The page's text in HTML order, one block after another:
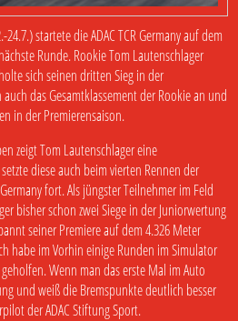
startete die ADAC TCR Germany auf dem
Runde. Rookie Tom Lautenschlager
sich seinen dritten Sieg in der
das Gesamtklassement der Rookie an und
in der Premierensaison.
zeigt Tom Lautenschlager eine
diese auch beim vierten Rennen der
fort. Als jüngster Teilnehmer im Feld
bisher schon zwei Siege in der Juniorwertung
seiner Premiere auf dem 4.326 Meter
habe im Vorhin einige Runden im Simulator
Wenn man das erste Mal im Auto
und weiß die Bremspunkte deutlich besser
der ADAC Stiftung Sport.